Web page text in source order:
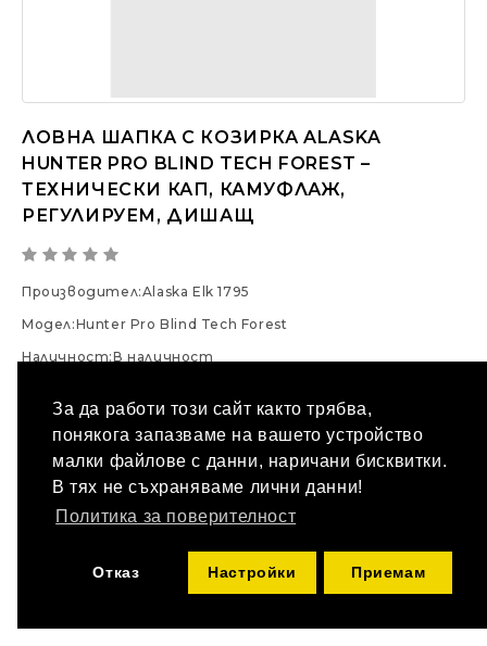
За да работи този сайт както трябва,
понякога запазваме на вашето устройство
малки файлове с данни, наричани бисквитки.
В тях не съхраняваме лични данни!
Политика за поверителност
Отказ Настройки Приемам
ЛОВНА ШАПКА С КОЗИРКА ALASKA
HUNTER PRO BLIND TECH FOREST –
ТЕХНИЧЕСКИ КАП, КАМУФЛАЖ,
РЕГУЛИРУЕМ, ДИШАЩ
Производител:Alaska Elk 1795
Модел:Hunter Pro Blind Tech Forest
Наличност:В наличност
25.05 € / 48.99 лв.
Количество КУПИ
ДОБАВИ В ЛЮБИМИ